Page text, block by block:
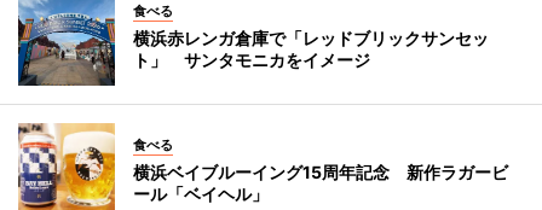
食べる
横浜赤レンガ倉庫で「レッドブリックサンセッ
ト」 サンタモニカをイメージ
食べる
横浜ベイブルーイング15周年記念 新作ラガービ
ール「ベイヘル」